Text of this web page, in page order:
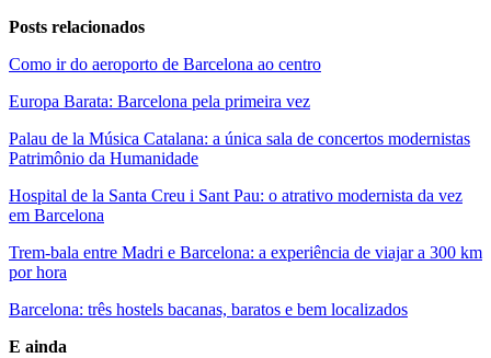
Posts relacionados
Como ir do aeroporto de Barcelona ao centro
Europa Barata: Barcelona pela primeira vez
Palau de la Música Catalana: a única sala de concertos modernistas
Patrimônio da Humanidade
Hospital de la Santa Creu i Sant Pau: o atrativo modernista da vez
em Barcelona
Trem-bala entre Madri e Barcelona: a experiência de viajar a 300 km
por hora
Barcelona: três hostels bacanas, baratos e bem localizados
E ainda